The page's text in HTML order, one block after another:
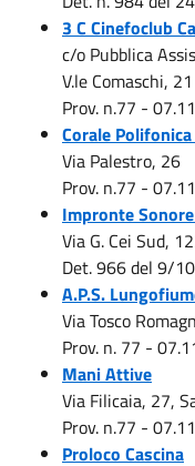
3 C Cinefoclub
c/o Pubblica
V.le Comaschi, 21
Prov. n.77 -
Corale
Via Palestro, 26
Prov. n.77 -
Impronte
Via G. Cei Sud,
Det. 966 del 9/
A.P.S.
Via Tosco
Prov. n. 77 -
Mani Attive
Via Filicaia, 27,
Prov. n.77 -
Proloco Cascina